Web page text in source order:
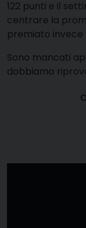
122 punti e il
centrare la
premiato
Sono mancati
dobbiamo